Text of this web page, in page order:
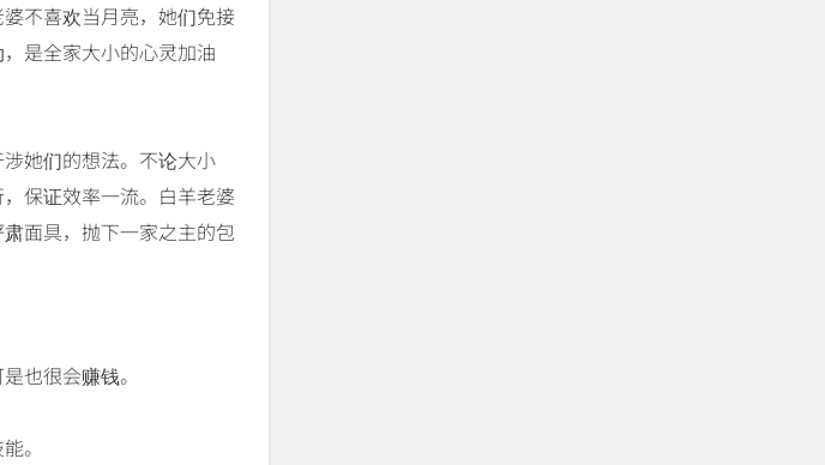
不喜欢当月亮，她们免接
是全家大小的心灵加油
她们的想法。不论大小
保证效率一流。白羊老婆
面具，抛下一家之主的包
也很会赚钱。
。